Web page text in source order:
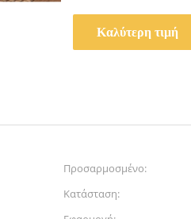
Καλύτερη τιμή
Προσαρμοσμένο:
Κατάσταση: